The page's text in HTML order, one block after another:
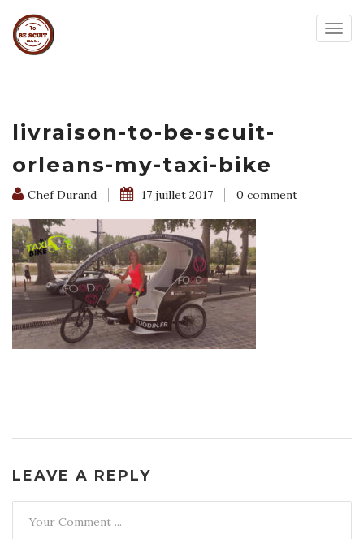
livraison-to-be-scuit-
orleans-my-taxi-bike
Chef Durand 17 juillet 2017 0 comment
LEAVE A REPLY